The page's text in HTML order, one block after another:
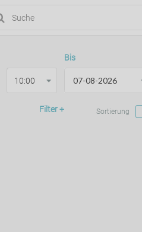
10:00
Bis
Filter + Sortierung